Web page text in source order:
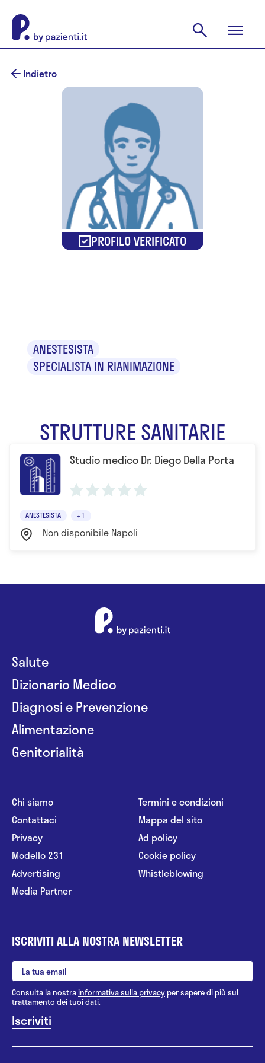
Indietro
PROFILO VERIFICATO
ANESTESISTA
SPECIALISTA IN RIANIMAZIONE
STRUTTURE SANITARIE
Studio medico Dr. Diego Della Porta
ANESTESISTA +1
Non disponibile Napoli
Salute
Dizionario Medico
Diagnosi e Prevenzione
Alimentazione
Genitorialità
Chi siamo
Contattaci
Privacy
Modello 231
Advertising
Media Partner
Termini e condizioni
Mappa del sito
Ad policy
Cookie policy
Whistleblowing
ISCRIVITI ALLA NOSTRA NEWSLETTER
Consulta la nostrainformativa sulla privacy per sapere di più sul
trattamento dei tuoi dati.